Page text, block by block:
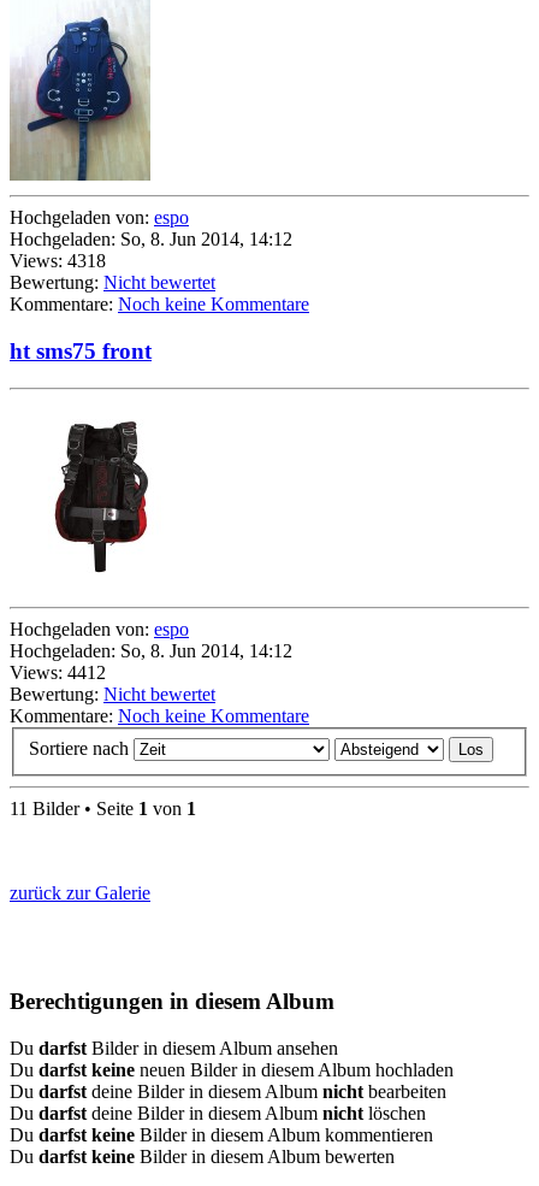
Hochgeladen von: espo
Hochgeladen: So, 8. Jun 2014, 14:12
Views: 4318
Bewertung: Nicht bewertet
Kommentare: Noch keine Kommentare
ht sms75 front
Hochgeladen von: espo
Hochgeladen: So, 8. Jun 2014, 14:12
Views: 4412
Bewertung: Nicht bewertet
Kommentare: Noch keine Kommentare
Sortiere nach
11 Bilder • Seite 1 von 1
zurück zur Galerie
Berechtigungen in diesem Album
Du darfst Bilder in diesem Album ansehen
Du darfst keine neuen Bilder in diesem Album hochladen
Du darfst deine Bilder in diesem Album nicht bearbeiten
Du darfst deine Bilder in diesem Album nicht löschen
Du darfst keine Bilder in diesem Album kommentieren
Du darfst keine Bilder in diesem Album bewerten